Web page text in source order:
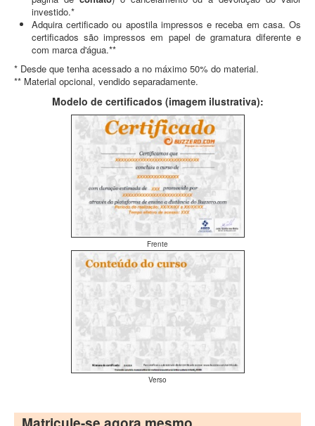
investido.*
Adquira certificado ou apostila impressos e receba em casa. Os
certificados são impressos em papel de gramatura diferente e
com marca d'água.**
* Desde que tenha acessado a no máximo 50% do material.
** Material opcional, vendido separadamente.
Modelo de certificados (imagem ilustrativa):
Frente
Verso